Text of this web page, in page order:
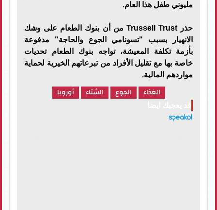
مليوني طفل هذا العام.
حذر Trussell Trust من أن بنوك الطعام على وشك
الانهيار بسبب "تسونامي الجوع والحاجة" مدفوعة
بأزمة تكلفة المعيشة، تواجه بنوك الطعام تحديات
خاصة بها مع تقليل الأفراد من تبرعاتهم الخيرية لحماية
مواردهم المالية.
الغذاء الجوع الشتاء أوروبا